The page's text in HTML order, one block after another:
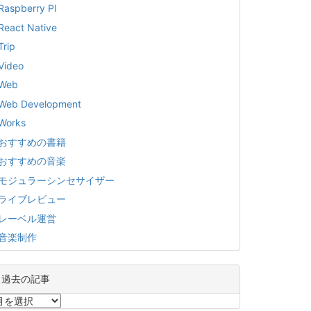
PI
Native
Development
すすめの書籍
すすめの音楽
ジュラーシンセサイザー
イブレビュー
ーベル運営
楽制作
過去の記事